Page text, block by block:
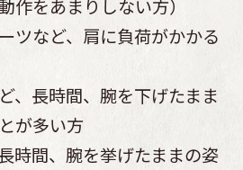
作をあまりしない方）
ツなど、肩に負荷がかかる
、長時間、腕を下げたまま
が多い方
時間、腕を挙げたままの姿